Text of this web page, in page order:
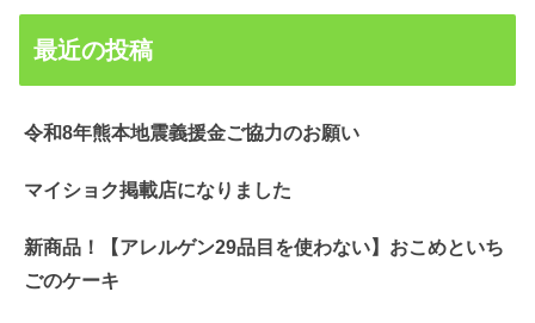
最近の投稿
令和8年熊本地震義援金ご協力のお願い
マイショク掲載店になりました
新商品！【アレルゲン29品目を使わない】おこめといち
ごのケーキ